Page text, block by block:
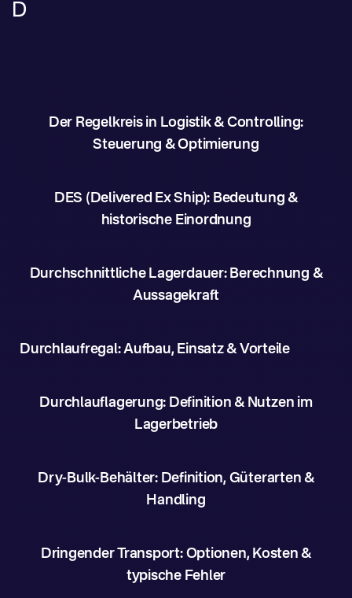
D
Der Regelkreis in Logistik & Controlling:
Steuerung & Optimierung
DES (Delivered Ex Ship): Bedeutung &
historische Einordnung
Durchschnittliche Lagerdauer: Berechnung &
Aussagekraft
Durchlaufregal: Aufbau, Einsatz & Vorteile
Durchlauflagerung: Definition & Nutzen im
Lagerbetrieb
Dry-Bulk-Behälter: Definition, Güterarten &
Handling
Dringender Transport: Optionen, Kosten &
typische Fehler